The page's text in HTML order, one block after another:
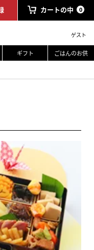
ギフト ごはんのお供
カートの中 0
ゲスト